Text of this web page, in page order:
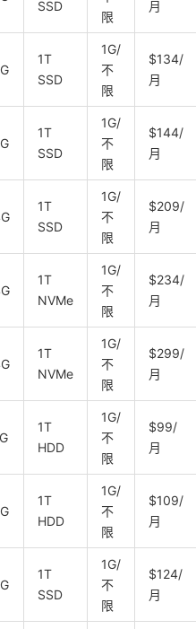
SSD
限
月
1T
SSD
1G/
不
限
$134/
月
1T
SSD
1G/
不
限
$144/
月
1T
SSD
1G/
不
限
$209/
月
1T
NVMe
1G/
不
限
$234/
月
1T
NVMe
1G/
不
限
$299/
月
1T
HDD
1G/
不
限
$99/
月
1T
HDD
1G/
不
限
$109/
月
1T
SSD
1G/
不
限
$124/
月